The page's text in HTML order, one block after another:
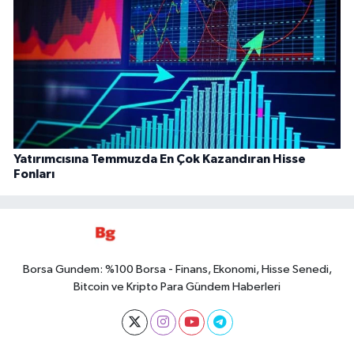
Yatırımcısına Temmuzda En Çok Kazandıran Hisse
Fonları
Borsa Gundem: %100 Borsa - Finans, Ekonomi, Hisse Senedi,
Bitcoin ve Kripto Para Gündem Haberleri